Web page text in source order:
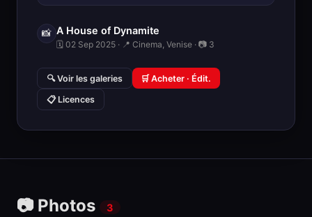
📸 A House of Dynamite
🗓 02 Sep 2025 · 📍 Cinema, Venise · 📷 3
🔍 Voir les galeries 🛒 Acheter · Édit.
📋 Licences
📷 Photos 3